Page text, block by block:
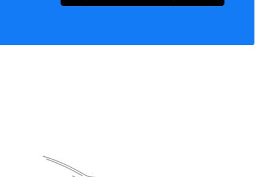
пешеходов и велосипедистов
◉ ◉ -